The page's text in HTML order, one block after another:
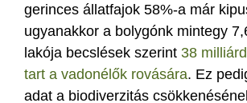
gerinces állatfajok 58%-a már
ugyanakkor a bolygónk mintegy
lakója becslések szerint 38
tart a vadonélők rovására. Ez
adat a biodiverzitás